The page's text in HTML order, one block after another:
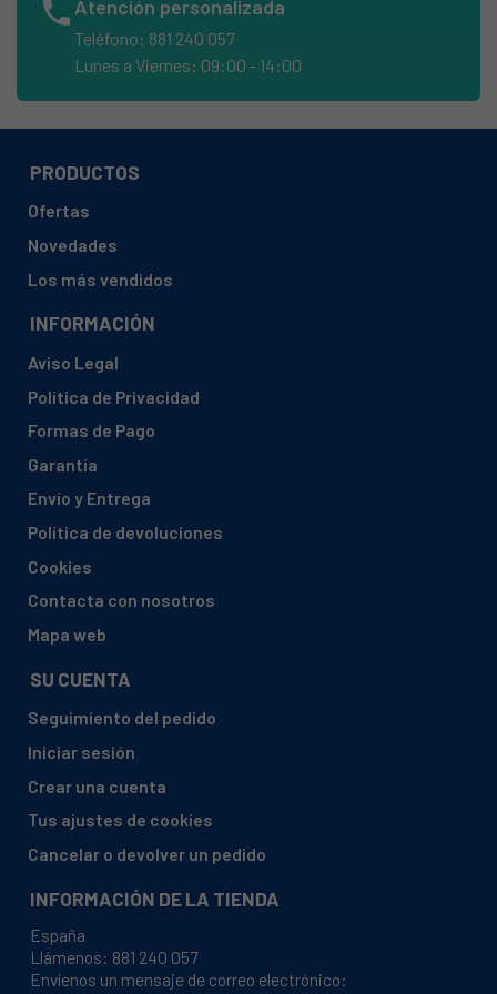
OTSEIN, SE850I
ROSIERES, S450XSEL
ZEROWATT, 06511
ZEROWATT, 08331R
ZEROWATT, 08421
ZEROWATT, 10511ROMO
ZEROWATT, 31088784 LB AMBRA141C
ZEROWATT, 39946173 AB 94 X
ZEROWATT, 39966320 KIT 0642.1 R
ZEROWATT, 39966338 KIT LB0651.1
ZEROWATT, 39966494 KIT R/Z633.1
ZEROWATT, 39980842 AMBRA 33/800
ZEROWATT, 39981014 LB SPAZIO042
ZEROWATT, 39981022 LB SPAZIO062
phone Atención personalizada
Teléfono: 881 240 057
Lunes a Viernes: 09:00 - 14:00
PRODUCTOS
Ofertas
Novedades
Los más vendidos
INFORMACIÓN
Aviso Legal
Política de Privacidad
Formas de Pago
Garantía
Envío y Entrega
Política de devoluciones
Cookies
Contacta con nosotros
Mapa web
SU CUENTA
Seguimiento del pedido
Iniciar sesión
Crear una cuenta
Tus ajustes de cookies
Cancelar o devolver un pedido
INFORMACIÓN DE LA TIENDA
España
Llámenos: 881 240 057
Envíenos un mensaje de correo electrónico: